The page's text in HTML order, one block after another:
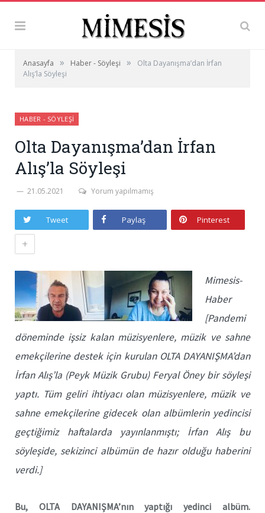
Anasayfa » Haber - Söyleşi »
Olta Dayanışma’dan İrfan
Alış’la Söyleşi
HABER - SÖYLEŞI
Olta Dayanışma’dan İrfan
Alış’la Söyleşi
21.05.2021 Yorum yapılmamış
Tweet Paylaş Pinterest
+
Mimesis-
Haber
[Pandemi
döneminde işsiz kalan müzisyenlere, müzik ve sahne
emekçilerine destek için kurulan OLTA DAYANIŞMA’dan
İrfan Alış’la (Peyk Müzik Grubu) Feryal Öney bir söyleşi
yaptı. Tüm geliri ihtiyacı olan müzisyenlere, müzik ve
sahne emekçilerine gidecek olan albümlerin yedincisi
geçtiğimiz haftalarda yayınlanmıştı; İrfan Alış bu
söyleşide, sekizinci albümün de hazır olduğu haberini
verdi.]
Bu, OLTA DAYANIŞMA’nın yaptığı yedinci albüm.